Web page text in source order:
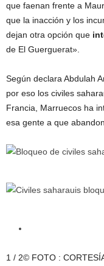
que faenan frente a
que la inacción y los
dejan otra opción que
de El Guerguerat».
Según declara Abdulah
por eso los civiles
Francia, Marruecos ha
esa gente a que
1 / 2© FOTO :